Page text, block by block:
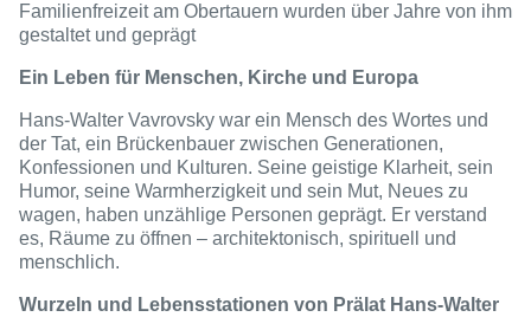
Familienfreizeit am Obertauern wurden über Jahre von ihm
gestaltet und geprägt
Ein Leben für Menschen, Kirche und Europa
Hans‑Walter Vavrovsky war ein Mensch des Wortes und
der Tat, ein Brückenbauer zwischen Generationen,
Konfessionen und Kulturen. Seine geistige Klarheit, sein
Humor, seine Warmherzigkeit und sein Mut, Neues zu
wagen, haben unzählige Personen geprägt. Er verstand
es, Räume zu öffnen – architektonisch, spirituell und
menschlich.
Wurzeln und Lebensstationen von Prälat Hans-Walter